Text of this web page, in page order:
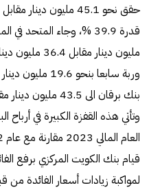
بنك برقان الى 43.5 مليون دينار مقابل 52.1 مليون دينار في 2022.
وتأتي هذه القفزة الكبيرة في
قيام بنك الكويت المركزي برفع
لمواكبة زيادات أسعار الفائدة من